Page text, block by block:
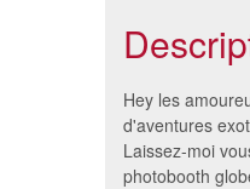
Hey les
d'aventures
Laissez-moi
photobooth